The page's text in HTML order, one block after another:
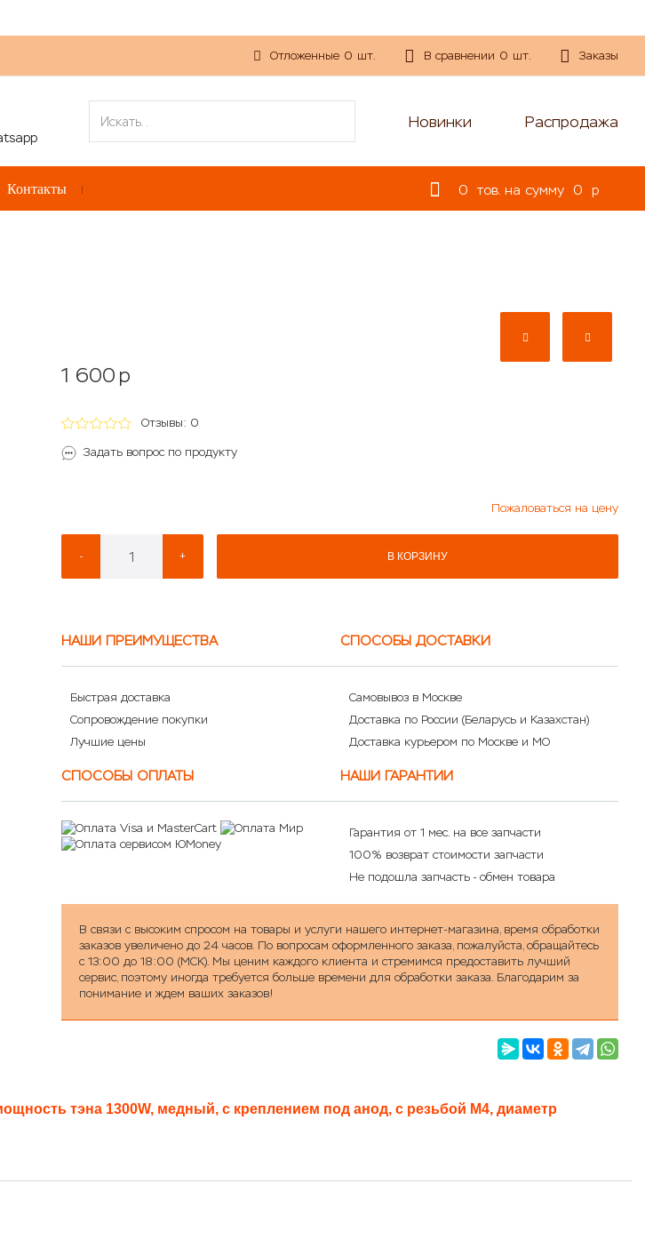
Отложенные 0 шт. В сравнении 0 шт. Заказы
Новинки Распродажа
Контакты 0 тов. на сумму 0 p
1 600 p
Отзывы: 0
Задать вопрос по продукту
Пожаловаться на цену
- + В КОРЗИНУ
НАШИ ПРЕИМУЩЕСТВА
Быстрая доставка
Сопровождение покупки
Лучшие цены
СПОСОБЫ ДОСТАВКИ
Самовывоз в Москве
Доставка по России (Беларусь и Казахстан)
Доставка курьером по Москве и МО
СПОСОБЫ ОПЛАТЫ НАШИ ГАРАНТИИ
Гарантия от 1 мес. на все запчасти
100% возврат стоимости запчасти
Не подошла запчасть - обмен товара
В связи с высоким спросом на товары и услуги нашего интернет-магазина, время обработки
заказов увеличено до 24 часов. По вопросам оформленного заказа, пожалуйста, обращайтесь
с 13:00 до 18:00 (МСК). Мы ценим каждого клиента и стремимся предоставить лучший
сервис, поэтому иногда требуется больше времени для обработки заказа. Благодарим за
понимание и ждем ваших заказов!
тэна 1300W, медный, с креплением под анод, с резьбой М4, диаметр